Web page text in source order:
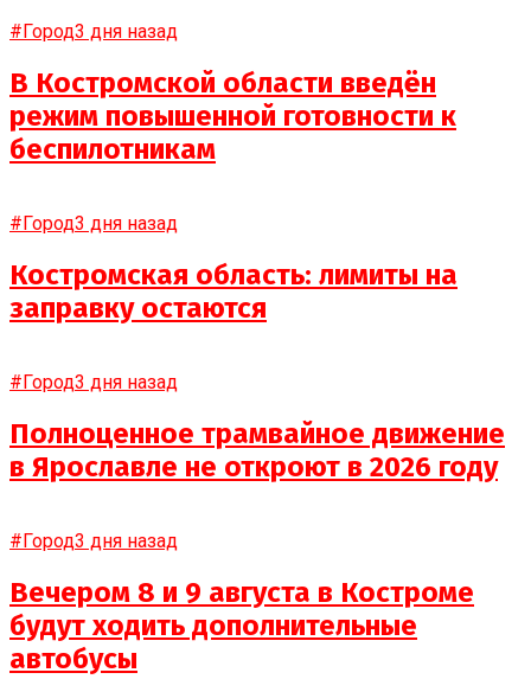
#Город3 дня назад
В Костромской области введён
режим повышенной готовности к
беспилотникам
#Город3 дня назад
Костромская область: лимиты на
заправку остаются
#Город3 дня назад
Полноценное трамвайное движение
в Ярославле не откроют в 2026 году
#Город3 дня назад
Вечером 8 и 9 августа в Костроме
будут ходить дополнительные
автобусы